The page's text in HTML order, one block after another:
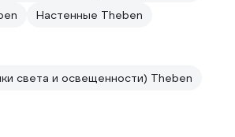
Настенные Theben
света и освещенности) Theben